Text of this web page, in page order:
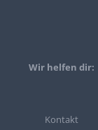
Wir helfen dir:
Kontakt